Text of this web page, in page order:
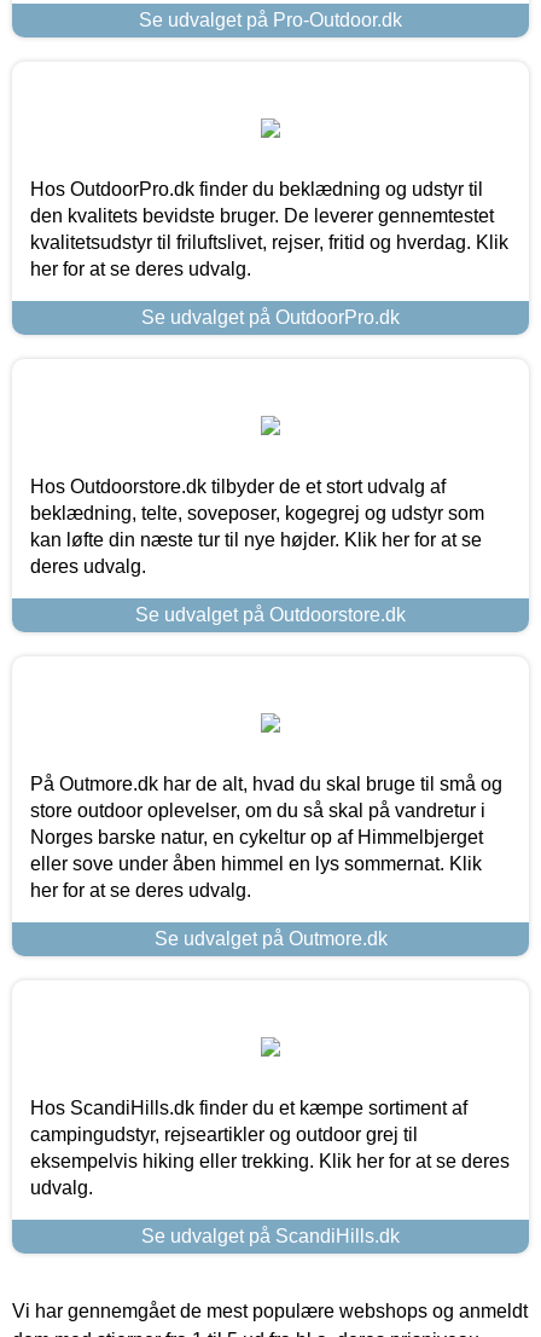
Se udvalget på Pro-Outdoor.dk
Hos OutdoorPro.dk finder du beklædning og udstyr til
den kvalitets bevidste bruger. De leverer gennemtestet
kvalitetsudstyr til friluftslivet, rejser, fritid og hverdag. Klik
her for at se deres udvalg.
Se udvalget på OutdoorPro.dk
Hos Outdoorstore.dk tilbyder de et stort udvalg af
beklædning, telte, soveposer, kogegrej og udstyr som
kan løfte din næste tur til nye højder. Klik her for at se
deres udvalg.
Se udvalget på Outdoorstore.dk
På Outmore.dk har de alt, hvad du skal bruge til små og
store outdoor oplevelser, om du så skal på vandretur i
Norges barske natur, en cykeltur op af Himmelbjerget
eller sove under åben himmel en lys sommernat. Klik
her for at se deres udvalg.
Se udvalget på Outmore.dk
Hos ScandiHills.dk finder du et kæmpe sortiment af
campingudstyr, rejseartikler og outdoor grej til
eksempelvis hiking eller trekking. Klik her for at se deres
udvalg.
Se udvalget på ScandiHills.dk
Vi har gennemgået de mest populære webshops og anmeldt